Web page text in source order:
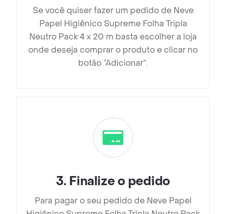
Se você quiser fazer um pedido de Neve
Papel Higiênico Supreme Folha Tripla
Neutro Pack 4 x 20 m basta escolher a loja
onde deseja comprar o produto e clicar no
botão “Adicionar”.
3. Finalize o pedido
Para pagar o seu pedido de Neve Papel